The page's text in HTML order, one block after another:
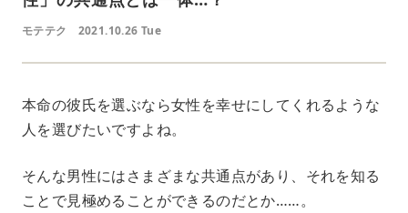
モテテク 2021.10.26 Tue
本命の彼氏を選ぶなら女性を幸せにしてくれるような
人を選びたいですよね。
そんな男性にはさまざまな共通点があり、それを知る
ことで見極めることができるのだとか……。